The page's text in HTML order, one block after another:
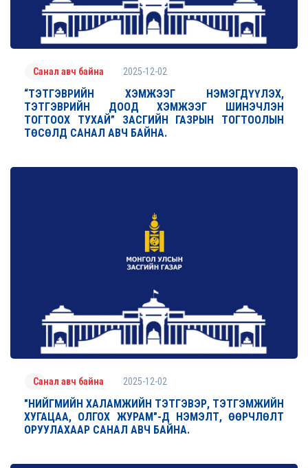
Санал авч байна 2025-12-02
“ТЭТГЭВРИЙН ХЭМЖЭЭГ НЭМЭГДҮҮЛЭХ,
ТЭТГЭВРИЙН ДООД ХЭМЖЭЭГ ШИНЭЧЛЭН
ТОГТООХ ТУХАЙ” ЗАСГИЙН ГАЗРЫН ТОГТООЛЫН
ТӨСӨЛД САНАЛ АВЧ БАЙНА.
Санал авч байна 2025-12-02
"НИЙГМИЙН ХАЛАМЖИЙН ТЭТГЭВЭР, ТЭТГЭМЖИЙН
ХУГАЦАА, ОЛГОХ ЖУРАМ"-Д НЭМЭЛТ, ӨӨРЧЛӨЛТ
ОРУУЛАХААР САНАЛ АВЧ БАЙНА.